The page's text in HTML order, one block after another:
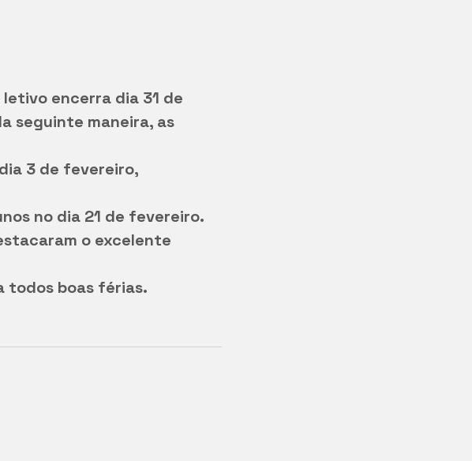
encerra dia 31 de
seguinte maneira, as
3 de fevereiro,
no dia 21 de fevereiro.
o excelente
todos boas férias.